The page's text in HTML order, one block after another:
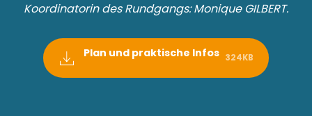
Koordinatorin des Rundgangs: Monique GILBERT.
Plan und praktische Infos 324KB